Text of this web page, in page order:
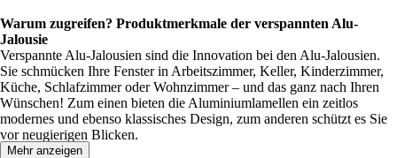
Warum zugreifen? Produktmerkmale der verspannten Alu-
Jalousie
Verspannte Alu-Jalousien sind die Innovation bei den Alu-Jalousien.
Sie schmücken Ihre Fenster in Arbeitszimmer, Keller, Kinderzimmer,
Küche, Schlafzimmer oder Wohnzimmer – und das ganz nach Ihren
Wünschen! Zum einen bieten die Aluminiumlamellen ein zeitlos
modernes und ebenso klassisches Design, zum anderen schützt es Sie
vor neugierigen Blicken.
Mehr anzeigen